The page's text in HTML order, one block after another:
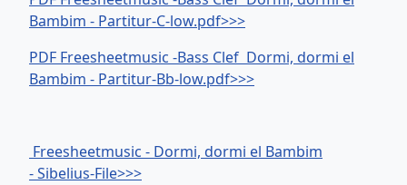
Bambim - Partitur-C-low.pdf>>>
PDF Freesheetmusic -Bass Clef Dormi, dormi el
Bambim - Partitur-Bb-low.pdf>>>
Freesheetmusic - Dormi, dormi el Bambim
- Sibelius-File>>>